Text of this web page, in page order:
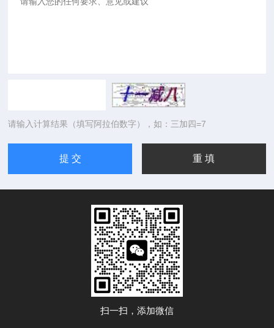
请输入计算结果（填写阿拉伯数字），如：三加四=7
扫一扫，添加微信